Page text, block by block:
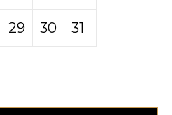
29 30 31